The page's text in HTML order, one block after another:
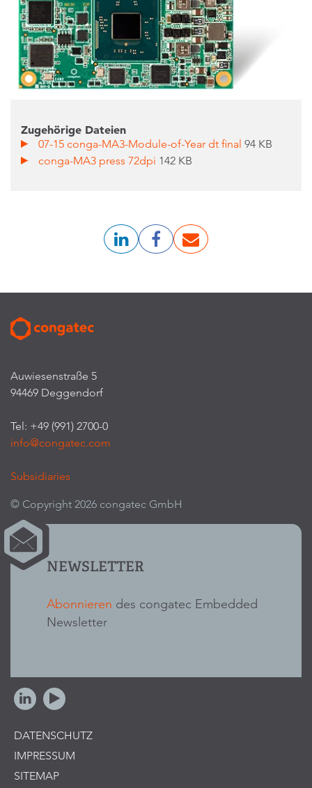
Zugehörige Dateien
07-15 conga-MA3-Module-of-Year dt final94 KB
conga-MA3 press 72dpi 142 KB
Auwiesenstraße 5
94469 Deggendorf
Tel: +49 (991) 2700-0
info@congatec.com
Subsidiaries
© Copyright 2026 congatec GmbH
NEWSLETTER
Abonnieren des congatec Embedded
Newsletter
DATENSCHUTZ
IMPRESSUM
SITEMAP